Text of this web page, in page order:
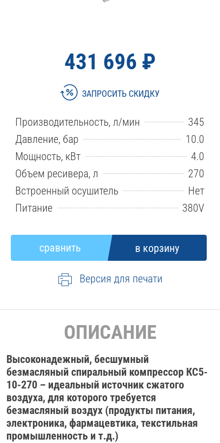
431 696 ₽
ЗАПРОСИТЬ СКИДКУ
Производительность, л/мин
345
Давление, бар
10.0
Мощность, кВт
4.0
Объем ресивера, л
270
Встроенный осушитель
Нет
Питание
380V
Версия для печати
ОПИСАНИЕ
Высоконадежный, бесшумный
безмасляный спиральный компрессор КС5-
10-270 – идеальный источник сжатого
воздуха, для которого требуется
безмасляный воздух (продукты питания,
электроника, фармацевтика, текстильная
промышленность и т.д.)